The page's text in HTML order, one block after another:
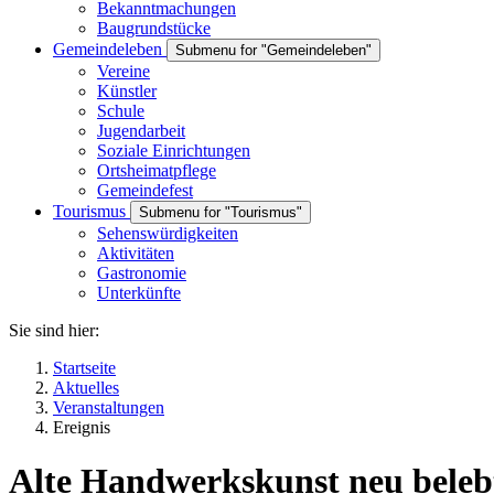
Bekanntmachungen
Baugrundstücke
Gemeindeleben
Submenu for "Gemeindeleben"
Vereine
Künstler
Schule
Jugendarbeit
Soziale Einrichtungen
Ortsheimatpflege
Gemeindefest
Tourismus
Submenu for "Tourismus"
Sehenswürdigkeiten
Aktivitäten
Gastronomie
Unterkünfte
Sie sind hier:
Startseite
Aktuelles
Veranstaltungen
Ereignis
Alte Handwerkskunst neu